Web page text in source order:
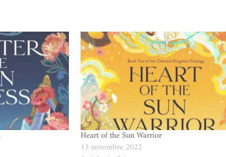
Heart of the Sun Warrior
15 novembre 2022